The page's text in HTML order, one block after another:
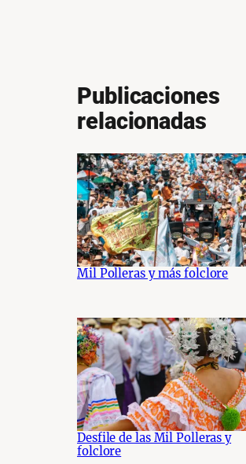
Publicaciones
relacionadas
Mil Polleras y más folclore
Desfile de las Mil Polleras y
folclore